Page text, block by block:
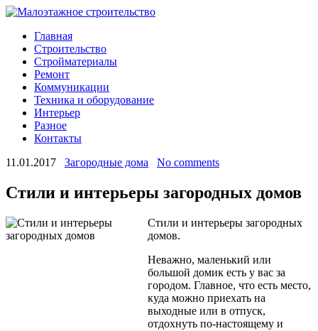
Главная
Строительство
Стройматериалы
Ремонт
Коммуникации
Техника и оборудование
Интерьер
Разное
Контакты
11.01.2017
Загородные дома No comments
Стили и интерьеры загородных домов
Стили и интерьеры загородных
домов.
Неважно, маленький или
большой домик есть у вас за
городом. Главное, что есть место,
куда можно приехать на
выходные или в отпуск,
отдохнуть по-настоящему и